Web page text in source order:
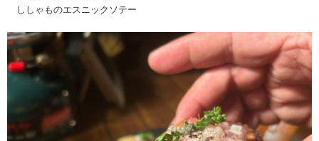
ししゃものエスニックソテー